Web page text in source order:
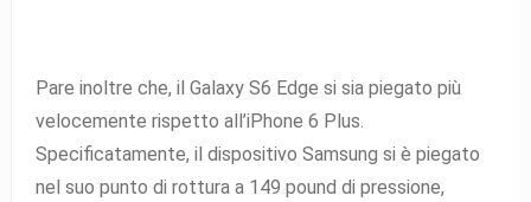
Pare inoltre che, il Galaxy S6 Edge si sia piegato più
velocemente rispetto all’iPhone 6 Plus.
Specificatamente, il dispositivo Samsung si è piegato
nel suo punto di rottura a 149 pound di pressione,